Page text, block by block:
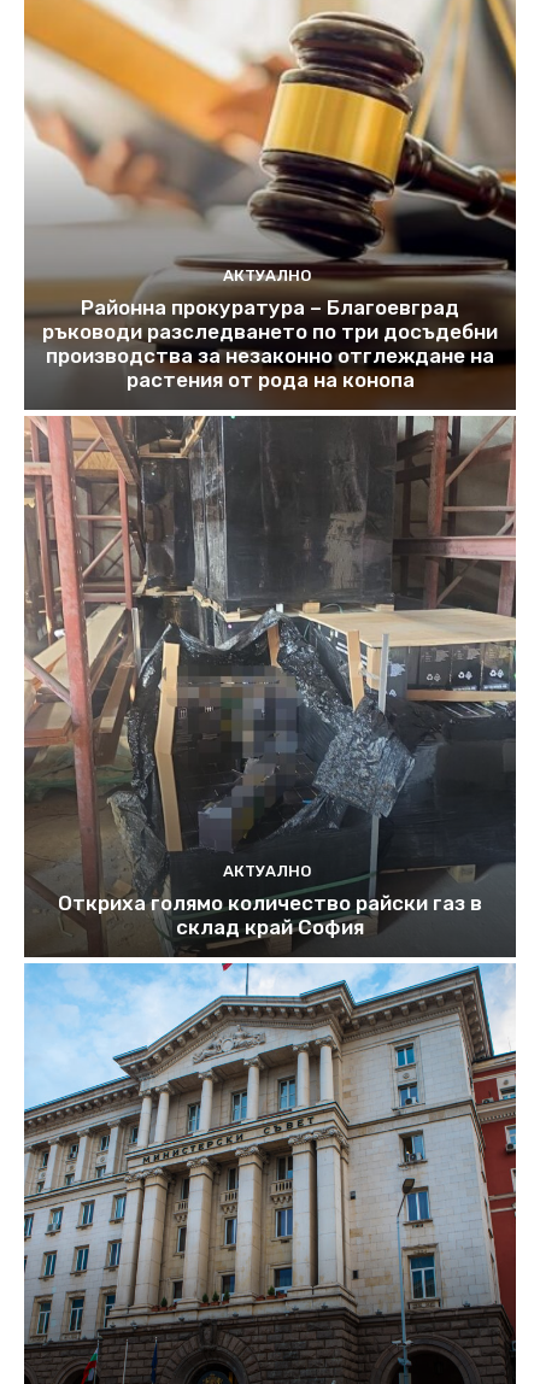
АКТУАЛНО
Районна прокуратура – Благоевград
ръководи разследването по три досъдебни
производства за незаконно отглеждане на
растения от рода на конопа
АКТУАЛНО
Откриха голямо количество райски газ в
склад край София